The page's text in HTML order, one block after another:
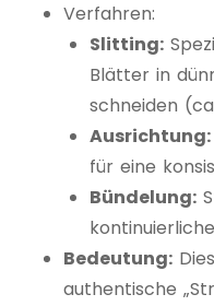
Verfahren:
Slitting:
Blätter in
schneiden
Ausrichtung:
für eine
Bündelung:
Bedeutung:
authentische